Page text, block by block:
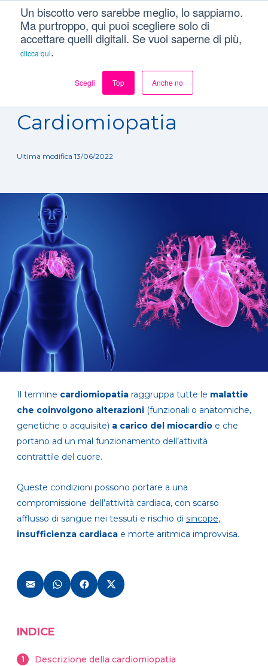
Un biscotto vero sarebbe meglio, lo sappiamo.
Ma purtroppo, qui puoi scegliere solo di
accettare quelli digitali. Se vuoi saperne di più,
clicca qui.
Scegli Top Anche no
Patologie/ Cardiomiopatia
Cardiomiopatia
Ultima modifica 13/06/2022
Il termine cardiomiopatia raggruppa tutte le malattie
che coinvolgono alterazioni (funzionali o anatomiche,
genetiche o acquisite) a carico del miocardio e che
portano ad un mal funzionamento dell’attività
contrattile del cuore.
Queste condizioni possono portare a una
compromissione dell’attività cardiaca, con scarso
afflusso di sangue nei tessuti e rischio di sincope,
insufficienza cardiaca e morte aritmica improvvisa.
INDICE
1 Descrizione della cardiomiopatia